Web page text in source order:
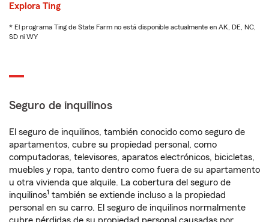
Explora Ting
* El programa Ting de State Farm no está disponible actualmente en AK, DE, NC,
SD ni WY
Seguro de inquilinos
El seguro de inquilinos, también conocido como seguro de
apartamentos, cubre su propiedad personal, como
computadoras, televisores, aparatos electrónicos, bicicletas,
muebles y ropa, tanto dentro como fuera de su apartamento
u otra vivienda que alquile. La cobertura del seguro de
inquilinos1 también se extiende incluso a la propiedad
personal en su carro. El seguro de inquilinos normalmente